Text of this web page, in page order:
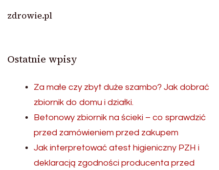
zdrowie.pl
Ostatnie wpisy
Za małe czy zbyt duże szambo? Jak dobrać
zbiornik do domu i działki.
Betonowy zbiornik na ścieki – co sprawdzić
przed zamówieniem przed zakupem
Jak interpretować atest higieniczny PZH i
deklaracją zgodności producenta przed